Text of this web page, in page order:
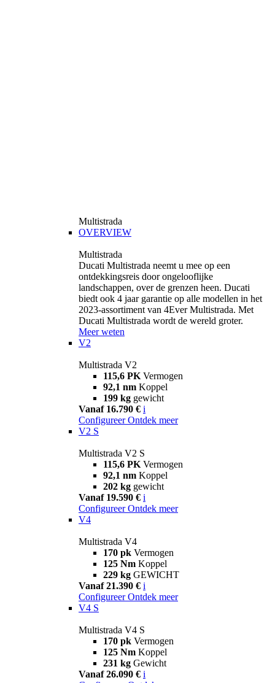
Multistrada
OVERVIEW
Multistrada
Ducati Multistrada neemt u mee op een
ontdekkingsreis door ongelooflijke
landschappen, over de grenzen heen. Ducati
biedt ook 4 jaar garantie op alle modellen in het
2023-assortiment van 4Ever Multistrada. Met
Ducati Multistrada wordt de wereld groter.
Meer weten
V2
Multistrada V2
115,6 PK Vermogen
92,1 nm Koppel
199 kg gewicht
Vanaf 16.790 € i
Configureer Ontdek meer
V2 S
Multistrada V2 S
115,6 PK Vermogen
92,1 nm Koppel
202 kg gewicht
Vanaf 19.590 € i
Configureer Ontdek meer
V4
Multistrada V4
170 pk Vermogen
125 Nm Koppel
229 kg GEWICHT
Vanaf 21.390 € i
Configureer Ontdek meer
V4 S
Multistrada V4 S
170 pk Vermogen
125 Nm Koppel
231 kg Gewicht
Vanaf 26.090 € i